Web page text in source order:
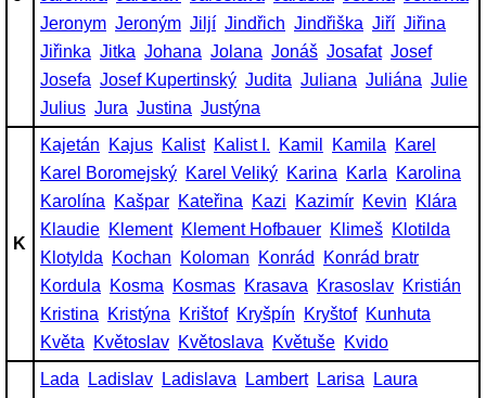
Jeronym Jeroným Jiljí Jindřich Jindřiška Jiří Jiřina
Jiřinka Jitka Johana Jolana Jonáš Josafat Josef
Josefa Josef Kupertinský Judita Juliana Juliána Julie
Julius Jura Justina Justýna
K
Kajetán Kajus Kalist Kalist I. Kamil Kamila
Karel
Karel Boromejský Karel Veliký Karina Karla
Karolina
Karolína
Kašpar Kateřina Kazi Kazimír Kevin
Klára
Klaudie Klement Klement Hofbauer Klimeš Klotilda
Klotylda
Kochan Koloman Konrád
Konrád bratr
Kordula
Kosma Kosmas Krasava Krasoslav Kristián
Kristina
Kristýna Krištof Kryšpín Kryštof Kunhuta
Květa
Květoslav Květoslava Květuše Kvido
Lada
Ladislav Ladislava Lambert Larisa
Laura